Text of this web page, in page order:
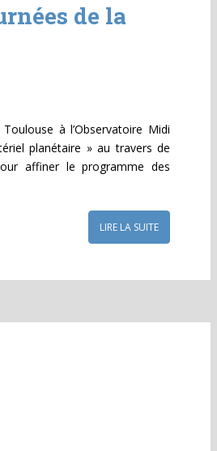
de la
à l’Observatoire Midi
planétaire » au travers de
affiner le programme des
LIRE LA SUITE